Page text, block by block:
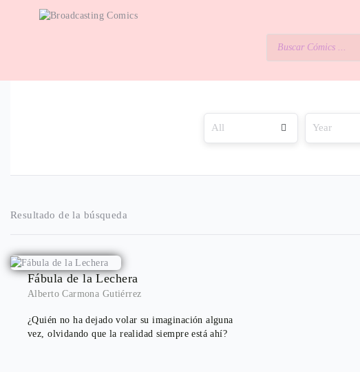
Resultado de la búsqueda
Fábula de la Lechera
Alberto Carmona Gutiérrez
¿Quién no ha dejado volar su imaginación alguna
vez, olvidando que la realidad siempre está ahí?